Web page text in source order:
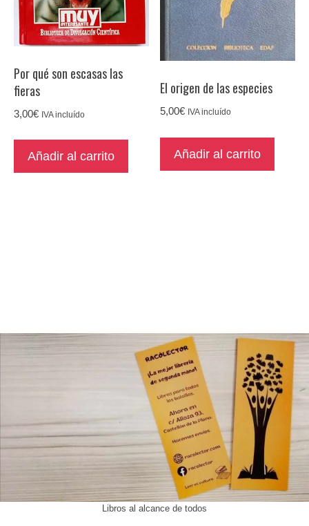
Por qué son escasas las
fieras
3,00€ IVA incluído
Añadir al carrito
El origen de las especies
5,00€ IVA incluído
Añadir al carrito
Libros al alcance de todos